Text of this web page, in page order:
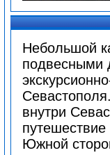
Небольшой
подвесными
внутри
Южной